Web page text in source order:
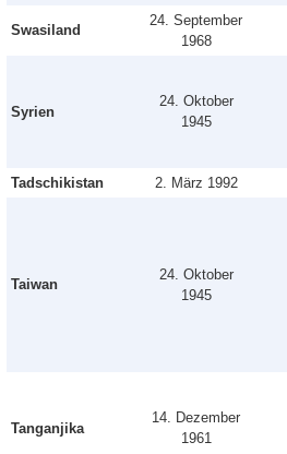
Swasiland
24. September
1968
Syrien
24. Oktober
1945
Tadschikistan 2. März 1992
Taiwan
24. Oktober
1945
Tanganjika
14. Dezember
1961